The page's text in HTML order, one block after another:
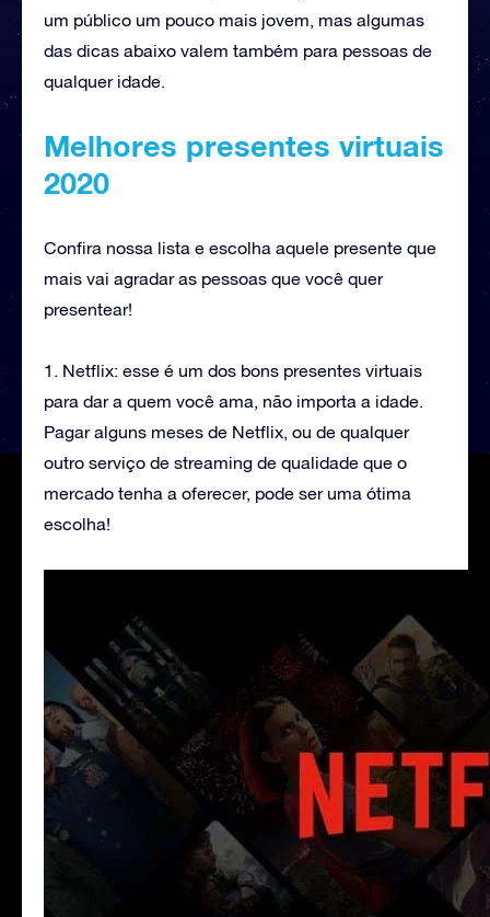
um público um pouco mais jovem, mas algumas
das dicas abaixo valem também para pessoas de
qualquer idade.
Melhores presentes virtuais
2020
Confira nossa lista e escolha aquele presente que
mais vai agradar as pessoas que você quer
presentear!
1. Netflix: esse é um dos bons presentes virtuais
para dar a quem você ama, não importa a idade.
Pagar alguns meses de Netflix, ou de qualquer
outro serviço de streaming de qualidade que o
mercado tenha a oferecer, pode ser uma ótima
escolha!